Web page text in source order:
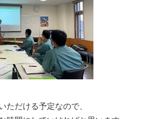
ただける予定なので、